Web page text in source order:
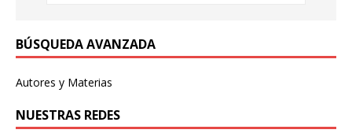
BÚSQUEDA AVANZADA
Autores y Materias
NUESTRAS REDES